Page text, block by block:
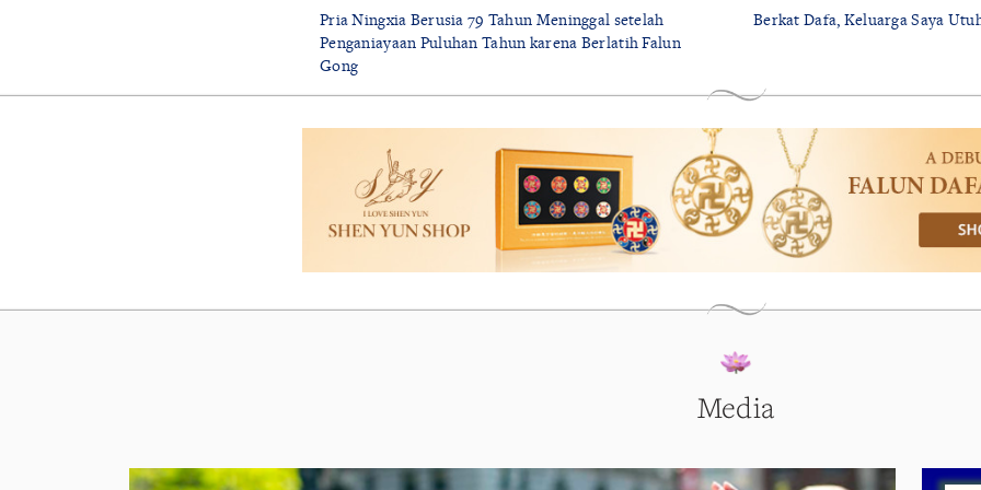
Pria Ningxia Berusia 79 Tahun Meninggal setelah
Penganiayaan Puluhan Tahun karena Berlatih Falun
Gong
Berkat Dafa, Keluarga Saya
Media